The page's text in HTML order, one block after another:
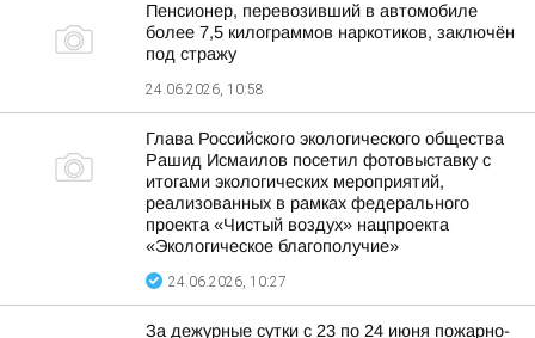
Пенсионер, перевозивший в автомобиле
более 7,5 килограммов наркотиков, заключён
под стражу
24.06.2026, 10:58
Глава Российского экологического общества
Рашид Исмаилов посетил фотовыставку с
итогами экологических мероприятий,
реализованных в рамках федерального
проекта «Чистый воздух» нацпроекта
«Экологическое благополучие»
24.06.2026, 10:27
За дежурные сутки с 23 по 24 июня пожарно-